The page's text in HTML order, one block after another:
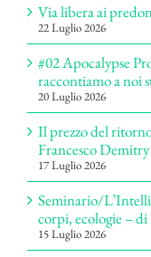
Via libera ai
22 Luglio 2026
#02 Apocalypse
raccontiamo a noi
20 Luglio 2026
Il prezzo del
Francesco Demitry
17 Luglio 2026
Seminario/
corpi, ecologie –
15 Luglio 2026